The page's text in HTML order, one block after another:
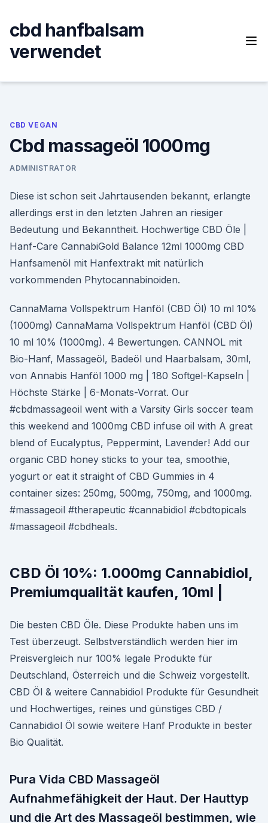
content
cbd hanfbalsam
verwendet
CBD VEGAN
Cbd massageöl 1000mg
ADMINISTRATOR
Diese ist schon seit Jahrtausenden bekannt, erlangte
allerdings erst in den letzten Jahren an riesiger
Bedeutung und Bekanntheit. Hochwertige CBD Öle |
Hanf-Care CannabiGold Balance 12ml 1000mg CBD
Hanfsamenöl mit Hanfextrakt mit natürlich
vorkommenden Phytocannabinoiden.
CannaMama Vollspektrum Hanföl (CBD Öl) 10 ml 10%
(1000mg) CannaMama Vollspektrum Hanföl (CBD Öl)
10 ml 10% (1000mg). 4 Bewertungen. CANNOL mit
Bio-Hanf, Massageöl, Badeöl und Haarbalsam, 30ml,
von Annabis Hanföl 1000 mg | 180 Softgel-Kapseln |
Höchste Stärke | 6-Monats-Vorrat. Our
#cbdmassageoil went with a Varsity Girls soccer team
this weekend and 1000mg CBD infuse oil with A great
blend of Eucalyptus, Peppermint, Lavender! Add our
organic CBD honey sticks to your tea, smoothie,
yogurt or eat it straight of CBD Gummies in 4
container sizes: 250mg, 500mg, 750mg, and 1000mg.
#massageoil #therapeutic #cannabidiol #cbdtopicals
#massageoil #cbdheals.
CBD Öl 10%: 1.000mg Cannabidiol,
Premiumqualität kaufen, 10ml |
Die besten CBD Öle. Diese Produkte haben uns im
Test überzeugt. Selbstverständlich werden hier im
Preisvergleich nur 100% legale Produkte für
Deutschland, Österreich und die Schweiz vorgestellt.
CBD Öl & weitere Cannabidiol Produkte für Gesundheit
und Hochwertiges, reines und günstiges CBD /
Cannabidiol Öl sowie weitere Hanf Produkte in bester
Bio Qualität.
Pura Vida CBD Massageöl
Aufnahmefähigkeit der Haut. Der Hauttyp
und die Art des Massageöl bestimmen, wie